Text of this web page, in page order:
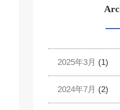
2025年3月 (1)
2024年7月 (2)